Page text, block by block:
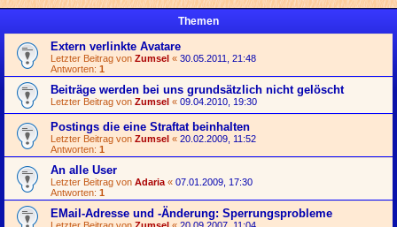
Themen
Extern verlinkte Avatare
Letzter Beitrag von Zumsel « 30.05.2011, 21:48
Antworten: 1
Beiträge werden bei uns grundsätzlich nicht gelöscht
Letzter Beitrag von Zumsel « 09.04.2010, 19:30
Postings die eine Straftat beinhalten
Letzter Beitrag von Zumsel « 20.02.2009, 11:52
Antworten: 1
An alle User
Letzter Beitrag von Adaria « 07.01.2009, 17:30
Antworten: 1
EMail-Adresse und -Änderung: Sperrungsprobleme